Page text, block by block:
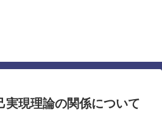
実現理論の関係について